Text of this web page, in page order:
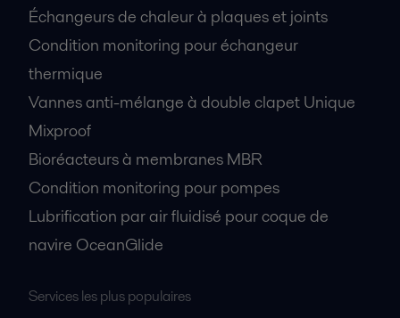
Échangeurs de chaleur à plaques et joints
Condition monitoring pour échangeur
thermique
Vannes anti-mélange à double clapet Unique
Mixproof
Bioréacteurs à membranes MBR
Condition monitoring pour pompes
Lubrification par air fluidisé pour coque de
navire OceanGlide
Services les plus populaires